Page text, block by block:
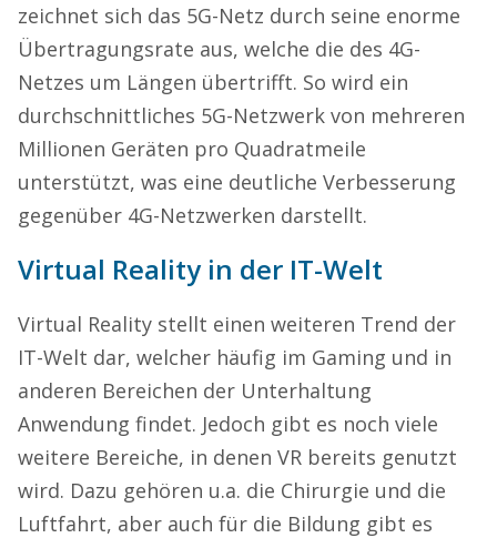
zeichnet sich das 5G-Netz durch seine enorme
Übertragungsrate aus, welche die des 4G-
Netzes um Längen übertrifft. So wird ein
durchschnittliches 5G-Netzwerk von mehreren
Millionen Geräten pro Quadratmeile
unterstützt, was eine deutliche Verbesserung
gegenüber 4G-Netzwerken darstellt.
Virtual Reality in der IT-Welt
Virtual Reality stellt einen weiteren Trend der
IT-Welt dar, welcher häufig im Gaming und in
anderen Bereichen der Unterhaltung
Anwendung findet. Jedoch gibt es noch viele
weitere Bereiche, in denen VR bereits genutzt
wird. Dazu gehören u.a. die Chirurgie und die
Luftfahrt, aber auch für die Bildung gibt es